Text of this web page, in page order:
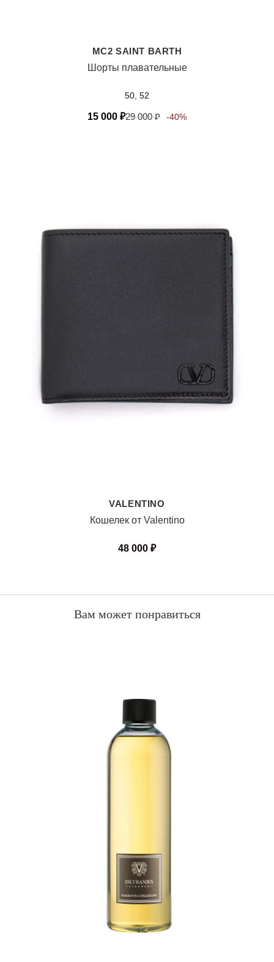
MC2 SAINT BARTH
Шорты плавательные
50, 52
15 000 ₽29 000₽ -40%
VALENTINO
Кошелек от Valentino
48 000 ₽
Вам может понравиться